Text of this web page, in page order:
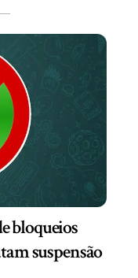
bloqueios
suspensão